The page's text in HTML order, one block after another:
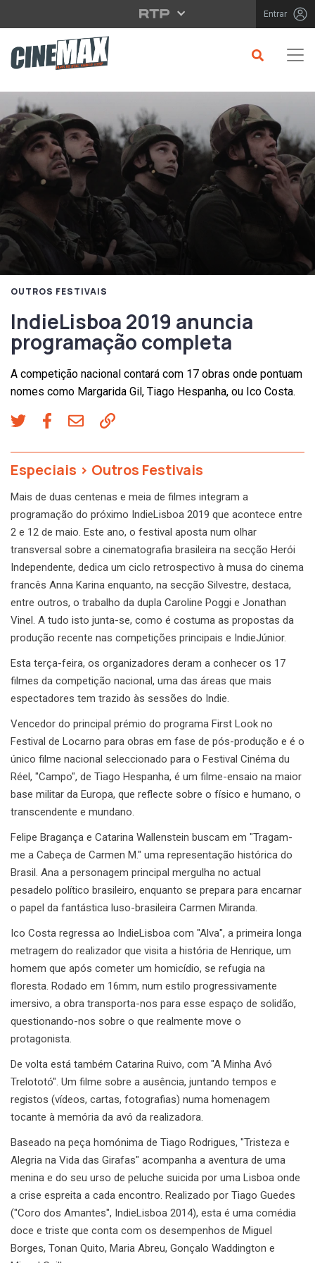
Saltar para o conteúdo principal Entrar
OUTROS FESTIVAIS
IndieLisboa 2019 anuncia
programação completa
A competição nacional contará com 17 obras onde pontuam
nomes como Margarida Gil, Tiago Hespanha, ou Ico Costa.
Especiais > Outros Festivais
Mais de duas centenas e meia de filmes integram a
programação do próximo IndieLisboa 2019 que acontece entre
2 e 12 de maio. Este ano, o festival aposta num olhar
transversal sobre a cinematografia brasileira na secção Herói
Independente, dedica um ciclo retrospectivo à musa do cinema
francês Anna Karina enquanto, na secção Silvestre, destaca,
entre outros, o trabalho da dupla Caroline Poggi e Jonathan
Vinel. A tudo isto junta-se, como é costuma as propostas da
produção recente nas competições principais e IndieJúnior.
Esta terça-feira, os organizadores deram a conhecer os 17
filmes da competição nacional, uma das áreas que mais
espectadores tem trazido às sessões do Indie.
Vencedor do principal prémio do programa First Look no
Festival de Locarno para obras em fase de pós-produção e é o
único filme nacional seleccionado para o Festival Cinéma du
Réel, "Campo", de Tiago Hespanha, é um filme-ensaio na maior
base militar da Europa, que reflecte sobre o físico e humano, o
transcendente e mundano.
Felipe Bragança e Catarina Wallenstein buscam em "Tragam-
me a Cabeça de Carmen M." uma representação histórica do
Brasil. Ana a personagem principal mergulha no actual
pesadelo político brasileiro, enquanto se prepara para encarnar
o papel da fantástica luso-brasileira Carmen Miranda.
Ico Costa regressa ao IndieLisboa com "Alva", a primeira longa
metragem do realizador que visita a história de Henrique, um
homem que após cometer um homicídio, se refugia na
floresta. Rodado em 16mm, num estilo progressivamente
imersivo, a obra transporta-nos para esse espaço de solidão,
questionando-nos sobre o que realmente move o
protagonista.
De volta está também Catarina Ruivo, com "A Minha Avó
Trelototó". Um filme sobre a ausência, juntando tempos e
registos (vídeos, cartas, fotografias) numa homenagem
tocante à memória da avó da realizadora.
Baseado na peça homónima de Tiago Rodrigues, "Tristeza e
Alegria na Vida das Girafas" acompanha a aventura de uma
menina e do seu urso de peluche suicida por uma Lisboa onde
a crise espreita a cada encontro. Realizado por Tiago Guedes
("Coro dos Amantes", IndieLisboa 2014), esta é uma comédia
doce e triste que conta com os desempenhos de Miguel
Borges, Tonan Quito, Maria Abreu, Gonçalo Waddington e